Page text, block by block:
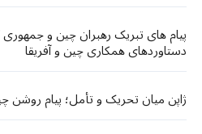
پیام های تبریک رهبران چین و
دستاوردهای همکاری چین و آفریقا
ژاپن میان تحریک و تأمل؛ پیام روشن